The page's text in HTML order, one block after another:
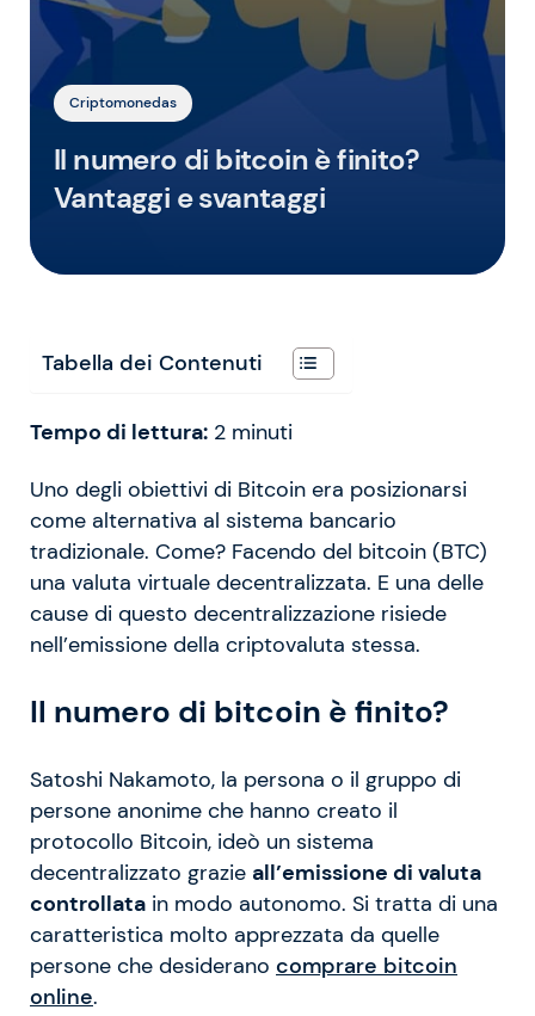
Criptomonedas
Il numero di bitcoin è finito?
Vantaggi e svantaggi
Tabella dei Contenuti
Tempo di lettura: 2 minuti
Uno degli obiettivi di Bitcoin era posizionarsi
come alternativa al sistema bancario
tradizionale. Come? Facendo del bitcoin (BTC)
una valuta virtuale decentralizzata. E una delle
cause di questo decentralizzazione risiede
nell’emissione della criptovaluta stessa.
Il numero di bitcoin è finito?
Satoshi Nakamoto, la persona o il gruppo di
persone anonime che hanno creato il
protocollo Bitcoin, ideò un sistema
decentralizzato grazie all’emissione di valuta
controllata in modo autonomo. Si tratta di una
caratteristica molto apprezzata da quelle
persone che desiderano comprare bitcoin
online.